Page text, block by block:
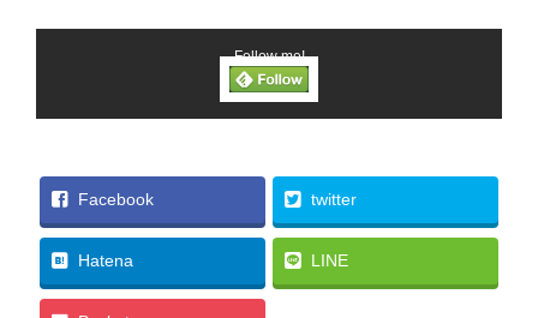
Follow me!
Facebook twitter
Hatena LINE